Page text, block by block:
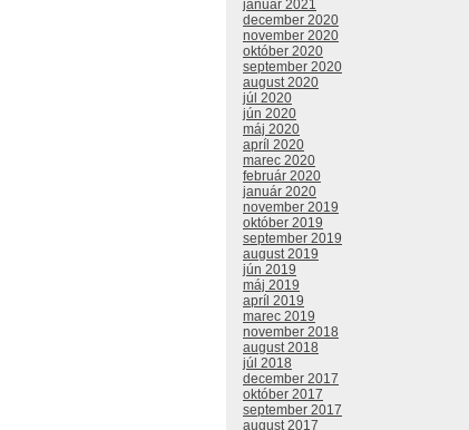
január 2021
december 2020
november 2020
október 2020
september 2020
august 2020
júl 2020
jún 2020
máj 2020
apríl 2020
marec 2020
február 2020
január 2020
november 2019
október 2019
september 2019
august 2019
jún 2019
máj 2019
apríl 2019
marec 2019
november 2018
august 2018
júl 2018
december 2017
október 2017
september 2017
august 2017